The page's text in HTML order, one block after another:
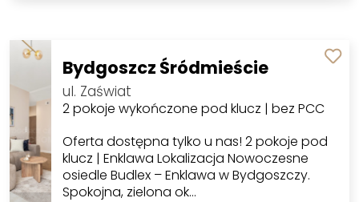
Bydgoszcz Śródmieście
ul. Zaświat
2 pokoje wykończone pod klucz | bez PCC
Oferta dostępna tylko u nas! 2 pokoje pod
klucz | Enklawa Lokalizacja Nowoczesne
osiedle Budlex – Enklawa w Bydgoszczy.
Spokojna, zielona ok…